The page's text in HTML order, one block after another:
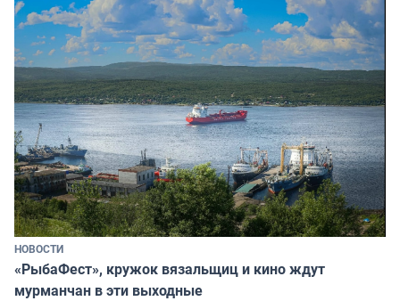
НОВОСТИ
«РыбаФест», кружок вязальщиц и кино ждут
мурманчан в эти выходные